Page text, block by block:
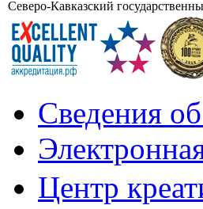
Северо-Кавказский
Сведения
Центр